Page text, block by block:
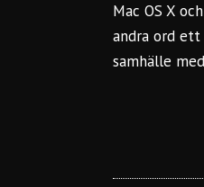
Mac OS X
andra ord
samhälle